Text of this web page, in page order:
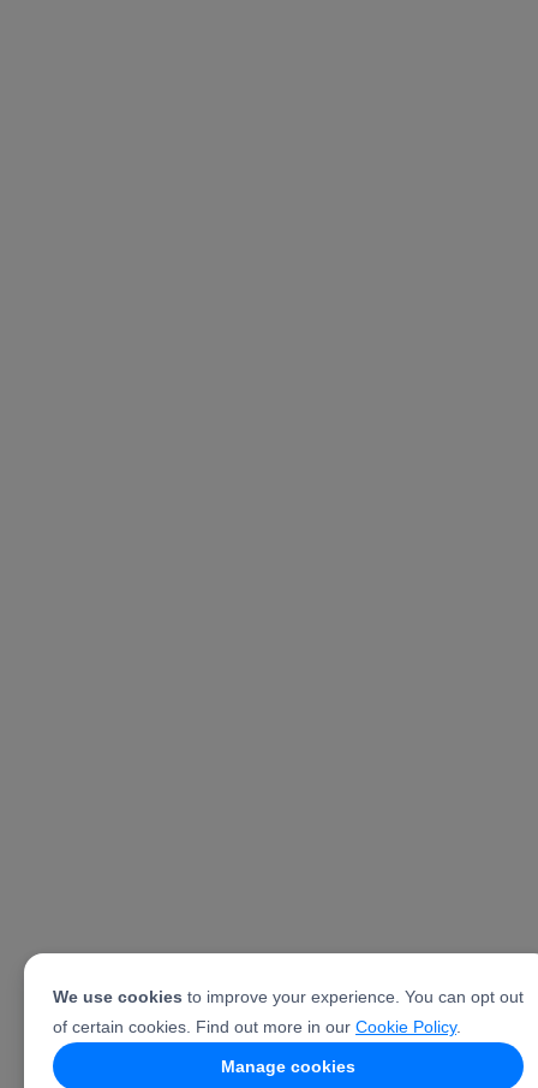
We use cookies to improve your experience. You can opt out
of certain cookies. Find out more in our Cookie Policy.
Manage cookies